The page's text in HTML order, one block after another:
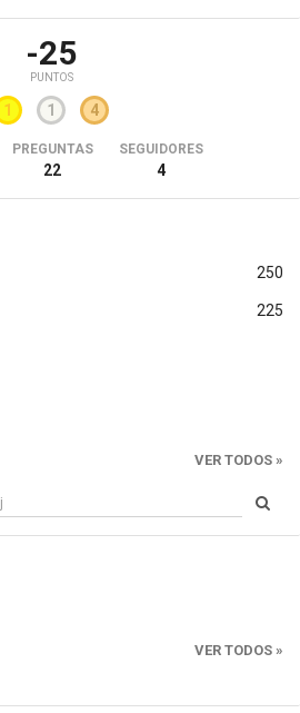
-25
PUNTOS
1 1 4
PREGUNTAS
22
SEGUIDORES
4
250
225
VER TODOS »
VER TODOS »